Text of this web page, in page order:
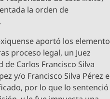
la orden de
aportó los
proceso legal, un Juez
Carlos Francisco Silva
y/o Francisco Silva Pérez
por lo que lo sentenció